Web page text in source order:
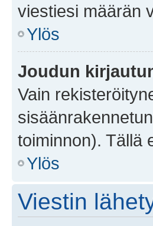
viestiesi määrän
Ylös
Joudun
Vain
toiminnon). Tällä
Ylös
Viestin